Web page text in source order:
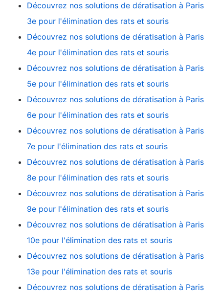
Découvrez nos solutions de dératisation à Paris
3e pour l'élimination des rats et souris
Découvrez nos solutions de dératisation à Paris
4e pour l'élimination des rats et souris
Découvrez nos solutions de dératisation à Paris
5e pour l'élimination des rats et souris
Découvrez nos solutions de dératisation à Paris
6e pour l'élimination des rats et souris
Découvrez nos solutions de dératisation à Paris
7e pour l'élimination des rats et souris
Découvrez nos solutions de dératisation à Paris
8e pour l'élimination des rats et souris
Découvrez nos solutions de dératisation à Paris
9e pour l'élimination des rats et souris
Découvrez nos solutions de dératisation à Paris
10e pour l'élimination des rats et souris
Découvrez nos solutions de dératisation à Paris
13e pour l'élimination des rats et souris
Découvrez nos solutions de dératisation à Paris